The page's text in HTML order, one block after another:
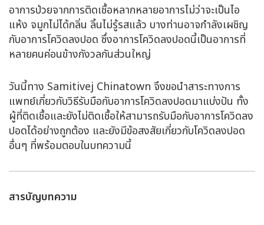
อาการป่วยจากการติดเชื้อหลากหลายอาการไม่ว่าจะเป็นไอ
แห้ง จมูกไม่ได้กลิ่น ลิ้นไม่รู้รสแล้ว บางท่านอาจกำลังเผชิญ
กับอาการโควิดลงปอด ซึ่งอาการโควิดลงปอดนี้เป็นอาการที่
หลายคนค่อนข้างกังวลกันส่วนใหญ่
วันนี้ทาง Samitivej Chinatown จึงขอนำสาระทางการ
แพทย์เกี่ยวกับวิธีรับมือกับอาการโควิดลงปอดมาแบ่งปัน ทั้ง
ผู้ที่ติดเชื้อและยังไม่ติดเชื้อให้สามารถรับมือกับอาการโควิดลง
ปอดได้อย่างถูกต้อง และยังมีข้อสงสัยเกี่ยวกับโควิดลงปอด
อื่นๆ ที่พร้อมตอบในบทความนี้
สารบัญบทความ